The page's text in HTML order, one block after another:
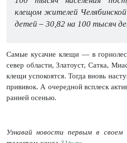
клещом жителей
детей – 30,82 на 100 тысяч
Самые кусачие клещи — в
север области, Златоуст, Сатка,
клещи успокоятся. Тогда вновь
прививок. А очередной всплеск
ранней осенью.
Узнавай новости первым в